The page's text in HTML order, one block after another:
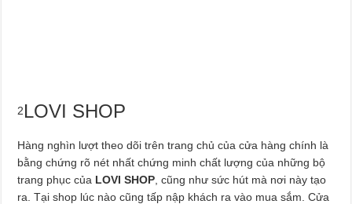
2LOVI SHOP
Hàng nghìn lượt theo dõi trên trang chủ của cửa hàng chính là
bằng chứng rõ nét nhất chứng minh chất lượng của những bộ
trang phục của LOVI SHOP , cũng như sức hút mà nơi này tạo
ra. Tại shop lúc nào cũng tấp nập khách ra vào mua sắm. Cửa